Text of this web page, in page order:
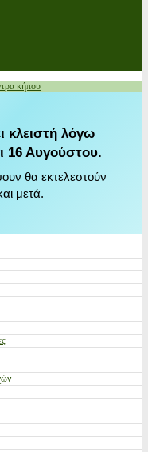
κήπου
κλειστή λόγω
16 Αυγούστου.
θα εκτελεστούν
μετά.